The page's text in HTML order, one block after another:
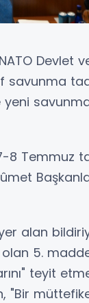
Devlet
savunma
yeni
8 Temmuz
alan
5.
teyit
müttefike